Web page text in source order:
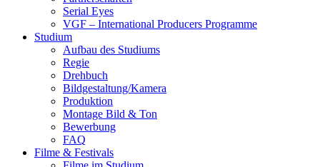
Seri­al Eyes
VGF – Inter­na­tio­nal Pro­du­cers Pro­gram­me
Stu­di­um
Auf­bau des Stu­di­ums
Regie
Dreh­buch
Bildgestaltung/​​Kamera
Pro­duk­ti­on
Mon­ta­ge Bild & Ton
Bewer­bung
FAQ
Fil­me & Fes­ti­vals